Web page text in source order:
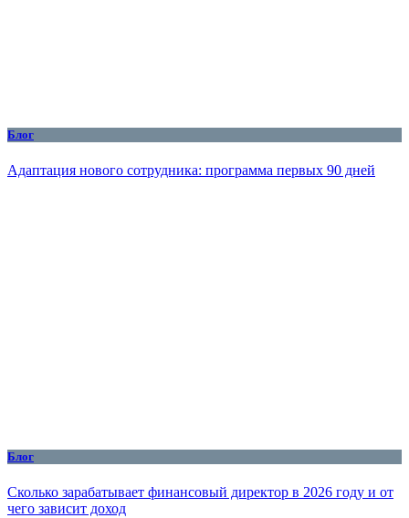
Блог
Адаптация нового сотрудника: программа первых 90 дней
Блог
Сколько зарабатывает финансовый директор в 2026 году и от
чего зависит доход